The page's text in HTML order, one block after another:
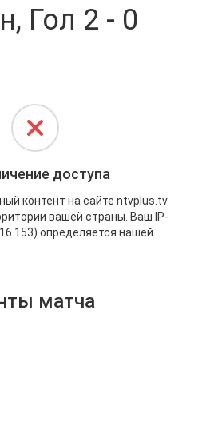
Гол 2 - 0
матча